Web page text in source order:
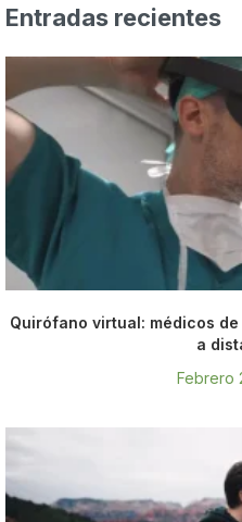
Entradas recientes
Quirófano virtual: médicos
a
Febrero